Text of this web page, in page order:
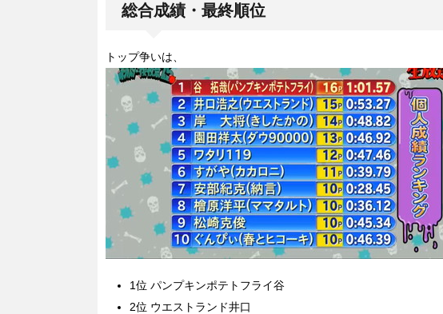
総合成績・最終順位
トップ争いは、
1位 パンプキンポテトフライ谷
2位 ウエストランド井口